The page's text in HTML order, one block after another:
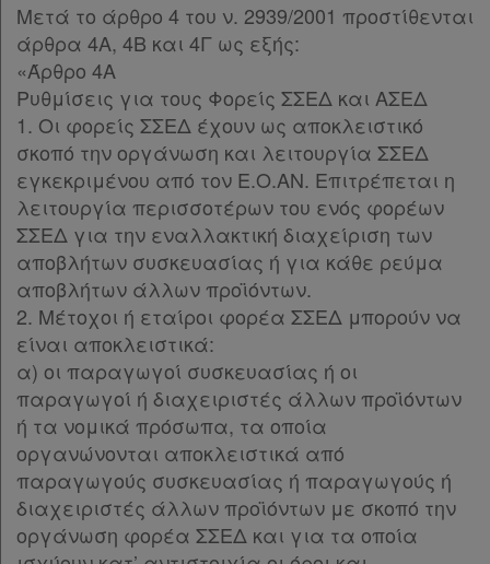
Μετά το άρθρο 4 του ν. 2939/2001 προστίθενται
άρθρα 4Α, 4Β και 4Γ ως εξής:
«Άρθρο 4Α
Ρυθμίσεις για τους Φορείς ΣΣΕΔ και ΑΣΕΔ
1. Οι φορείς ΣΣΕΔ έχουν ως αποκλειστικό
σκοπό την οργάνωση και λειτουργία ΣΣΕΔ
εγκεκριμένου από τον Ε.Ο.ΑΝ. Επιτρέπεται η
λειτουργία περισσοτέρων του ενός φορέων
ΣΣΕΔ για την εναλλακτική διαχείριση των
αποβλήτων συσκευασίας ή για κάθε ρεύμα
αποβλήτων άλλων προϊόντων.
2. Μέτοχοι ή εταίροι φορέα ΣΣΕΔ μπορούν να
είναι αποκλειστικά:
α) οι παραγωγοί συσκευασίας ή οι
παραγωγοί ή διαχειριστές άλλων προϊόντων
ή τα νομικά πρόσωπα, τα οποία
οργανώνονται αποκλειστικά από
παραγωγούς συσκευασίας ή παραγωγούς ή
διαχειριστές άλλων προϊόντων με σκοπό την
οργάνωση φορέα ΣΣΕΔ και για τα οποία